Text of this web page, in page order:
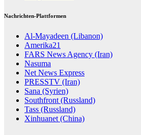
Nachrichten-Plattformen
Al-Mayadeen (Libanon)
Amerika21
FARS News Agency (Iran)
Nasuma
Net News Express
PRESSTV (Iran)
Sana (Syrien)
Southfront (Russland)
Tass (Russland)
Xinhuanet (China)